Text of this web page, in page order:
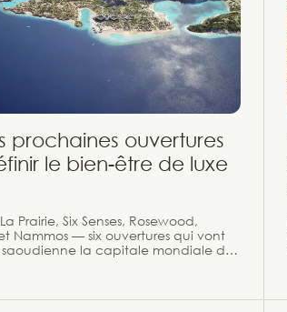
prochaines ouvertures
le bien-être de luxe
Prairie, Six Senses, Rosewood,
Nammos — six ouvertures qui vont
la capitale mondiale du